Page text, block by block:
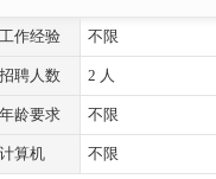
工作经验 不限
招聘人数 2 人
年龄要求 不限
计算机 不限